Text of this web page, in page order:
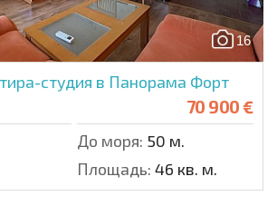
16
студия в Панорама Форт
70 900 €
До моря: 50 м.
Площадь: 46 кв. м.